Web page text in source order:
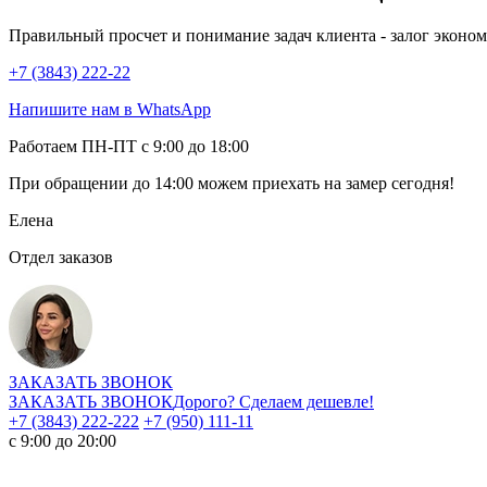
Правильный просчет и понимание задач клиента - залог
+7 (3843) 222-22
Напишите нам в WhatsApp
Работаем ПН-ПТ с 9:00 до 18:00
При обращении до 14:00 можем приехать на замер сегодня!
Елена
Отдел заказов
ЗАКАЗАТЬ ЗВОНОК
ЗАКАЗАТЬ ЗВОНОКДорого? Сделаем дешевле!
+7 (3843) 222-222 +7 (950) 111-11
с 9:00 до 20:00